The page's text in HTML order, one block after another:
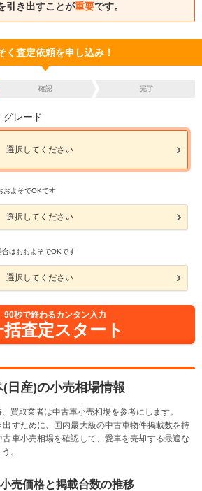
引き出すことが重要です。
く査定依頼を申し込み！
確認 完了
グレード
選択してください
およそでOKです
選択してください
はおおよそでOKです
選択してください
90秒で終わるカンタン入力
括査定スタート
日産)の小売相場情報
買取業者は中古車小売相場を参考にします。
すために、国内最大級の中古車物件掲載数を持
車小売相場を確認して、愛車を売却する最適な
。
売価格と掲載台数の推移